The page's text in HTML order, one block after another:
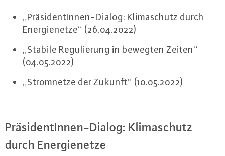
„Prä­si­den­tIn­nen-Dia­log: Kli­ma­schutz durch
En­er­gie­net­ze“ (26.04.2022)
„Stabile Re­gu­lie­rung in bewegten Zeiten“
(04.05.2022)
„Strom­net­ze der Zukunft“ (10.05.2022)
Prä­si­den­tIn­nen-Dia­log: Kli­ma­schutz
durch En­er­gie­net­ze